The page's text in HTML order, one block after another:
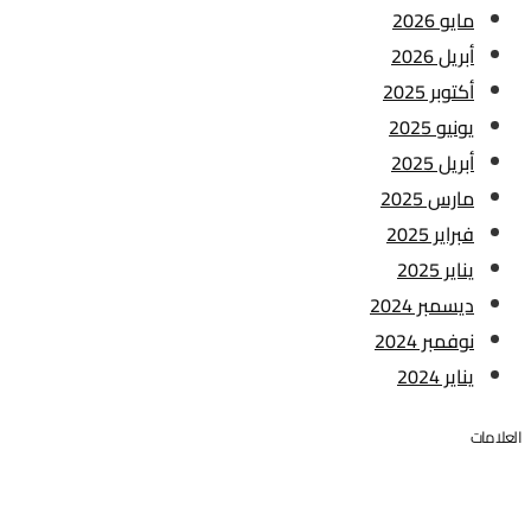
مايو 2026
أبريل 2026
أكتوبر 2025
يونيو 2025
أبريل 2025
مارس 2025
فبراير 2025
يناير 2025
ديسمبر 2024
نوفمبر 2024
يناير 2024
العلامات